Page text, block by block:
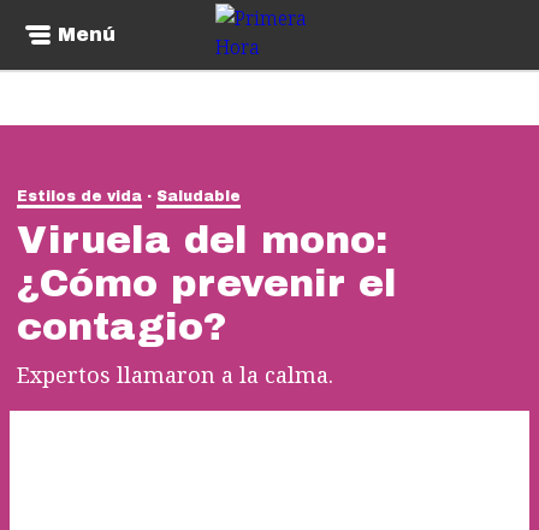
Menú
Estilos de vida Saludable
Viruela del mono:
¿Cómo prevenir el
contagio?
Expertos llamaron a la calma.